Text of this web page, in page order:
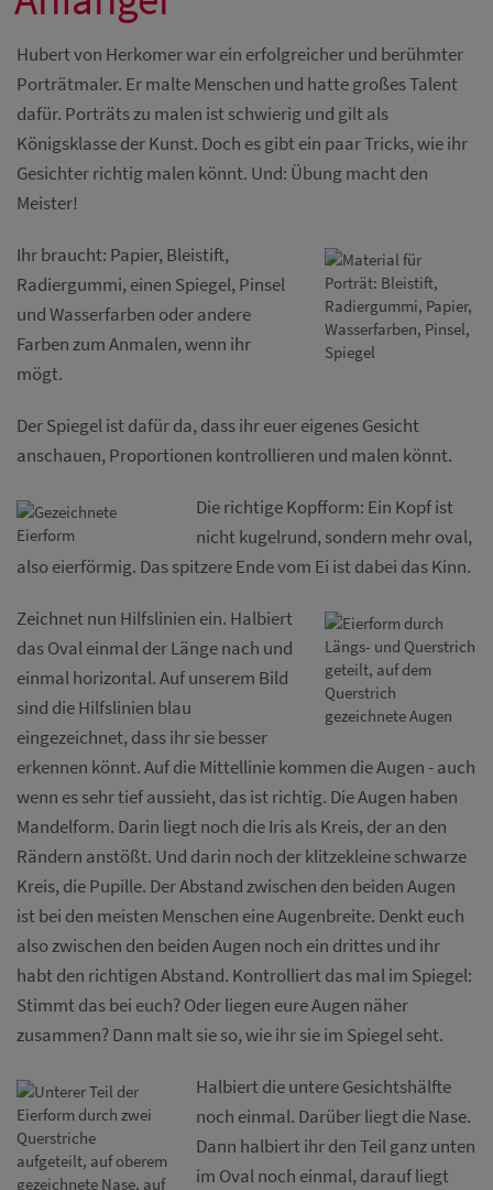
Diese Website nutzt Matomo Analytics für die Auswertung der
Seitenaufrufe als Statistik. Die hierdurch gespeicherten Daten werden
ausschließlich auf unseren eigenen Servern gespeichert. Eine
Übertragung an Dritte erfolgt nicht. Wir verwenden die Funktion
AnonymizeIP zur Anonymisierung Ihrer IP-Adresse, so dass diese gekürzt
wird und nicht mehr Ihrem Besuch auf unserer Internetseite zugeordnet
YouTube / Vimeo
Videos werden über die Plattformen YouTube oder Vimeo eingebunden.
Besucher auf dieser Website speichert, bevor diese sich das Video
ansehen.
Eingebundene Inhalte
Optional sind externe Inhalte auf den Seiten dieser Website
eingebunden. Das können Kartendienste wie z.B. Google Maps sein
Hubert von Herkomer war ein erfolgreicher und berühmter
Porträtmaler. Er malte Menschen und hatte großes Talent
dafür. Porträts zu malen ist schwierig und gilt als
Königsklasse der Kunst. Doch es gibt ein paar Tricks, wie ihr
Gesichter richtig malen könnt. Und: Übung macht den
Meister!
Ihr braucht: Papier, Bleistift,
Radiergummi, einen Spiegel, Pinsel
und Wasserfarben oder andere
Farben zum Anmalen, wenn ihr
mögt.
Der Spiegel ist dafür da, dass ihr euer eigenes Gesicht
anschauen, Proportionen kontrollieren und malen könnt.
Die richtige Kopfform: Ein Kopf ist
nicht kugelrund, sondern mehr oval,
also eierförmig. Das spitzere Ende vom Ei ist dabei das Kinn.
Zeichnet nun Hilfslinien ein. Halbiert
das Oval einmal der Länge nach und
einmal horizontal. Auf unserem Bild
sind die Hilfslinien blau
eingezeichnet, dass ihr sie besser
erkennen könnt. Auf die Mittellinie kommen die Augen - auch
wenn es sehr tief aussieht, das ist richtig. Die Augen haben
Mandelform. Darin liegt noch die Iris als Kreis, der an den
Rändern anstößt. Und darin noch der klitzekleine schwarze
Kreis, die Pupille. Der Abstand zwischen den beiden Augen
ist bei den meisten Menschen eine Augenbreite. Denkt euch
also zwischen den beiden Augen noch ein drittes und ihr
habt den richtigen Abstand. Kontrolliert das mal im Spiegel:
Stimmt das bei euch? Oder liegen eure Augen näher
zusammen? Dann malt sie so, wie ihr sie im Spiegel seht.
Halbiert die untere Gesichtshälfte
noch einmal. Darüber liegt die Nase.
Dann halbiert ihr den Teil ganz unten
im Oval noch einmal, darauf liegt